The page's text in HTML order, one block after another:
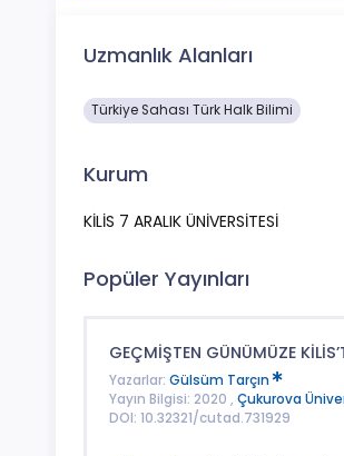
Uzmanlık Alanları
Türkiye Sahası Türk Halk Bilimi
Kurum
KİLİS 7 ARALIK ÜNİVERSİTESİ
Popüler Yayınları
GEÇMİŞTEN GÜNÜMÜZE
Yazarlar: Gülsüm Tarçın
Yayın Bilgisi: 2020 , Çukurova
DOI: 10.32321/cutad.731929